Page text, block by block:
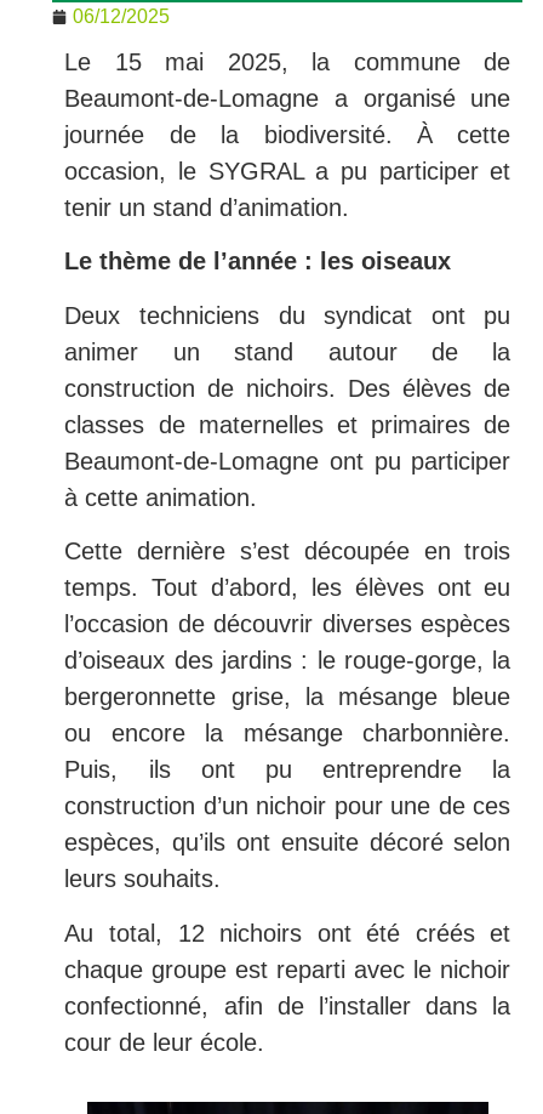
06/12/2025
Le 15 mai 2025, la commune de
Beaumont-de-Lomagne a organisé une
journée de la biodiversité. À cette
occasion, le SYGRAL a pu participer et
tenir un stand d’animation.
Le thème de l’année : les oiseaux
Deux techniciens du syndicat ont pu
animer un stand autour de la
construction de nichoirs. Des élèves de
classes de maternelles et primaires de
Beaumont-de-Lomagne ont pu participer
à cette animation.
Cette dernière s’est découpée en trois
temps. Tout d’abord, les élèves ont eu
l’occasion de découvrir diverses espèces
d’oiseaux des jardins : le rouge-gorge, la
bergeronnette grise, la mésange bleue
ou encore la mésange charbonnière.
Puis, ils ont pu entreprendre la
construction d’un nichoir pour une de ces
espèces, qu’ils ont ensuite décoré selon
leurs souhaits.
Au total, 12 nichoirs ont été créés et
chaque groupe est reparti avec le nichoir
confectionné, afin de l’installer dans la
cour de leur école.